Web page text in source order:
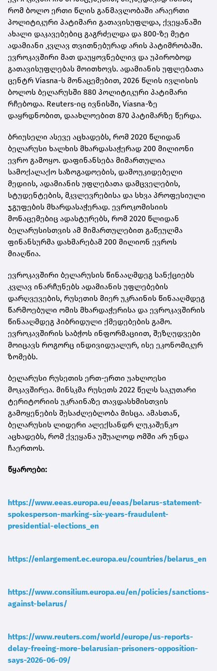
რომ ბოლო ერთი წლის განმავლობაში არაერთი
პოლიტიკური პატიმარი გათავისუფლდა, ქვეყანაში
ახალი დაკავებებიც გაგრძელდა და 800-ზე მეტი
ადამიანი კვლავ თვითნებურად არის პატიმრობაში.
ევროკავშირი მათ დაუყოვნებლივ და უპირობოდ
გათავისუფლებას მოითხოვს. ადამიანის უფლებათა
ცენტრ Viasna-ს მონაცემებით, 2026 წლის ივლისის
ბოლოს ბელარუსში 880 პოლიტიკური პატიმარი
რჩებოდა. Reuters-იც ივნისში, Viasna-ზე
დაყრდნობით, დაახლოებით 870 პატიმარზე წერდა.
ბრიუსელი ასევე აცხადებს, რომ 2020 წლიდან
ბელარუსი ხალხის მხარდასაჭერად 200 მილიონი
ევრო გამოყო. დაფინანსება მიმართულია
სამოქალაქო საზოგადოების, დამოუკიდებელი
მედიის, ადამიანის უფლებათა დამცველების,
სტუდენტების, მკვლევრებისა და სხვა პროფესიული
ჯგუფების მხარდასაჭერად. ევროკომისიის
მონაცემებიც ადასტურებს, რომ 2020 წლიდან
ბელარუსისთვის ამ მიმართულებით გაწეულმა
ფინანსურმა დახმარებამ 200 მილიონ ევროს
მიაღწია.
ევროკავშირი ბელარუსის წინააღმდეგ სანქციებს
კვლავ ინარჩუნებს ადამიანის უფლებების
დარღვევების, რუსეთის მიერ უკრაინის წინააღმდეგ
წარმოებული ომის მხარდაჭერისა და ევროკავშირის
წინააღმდეგ ჰიბრიდული ქმედებების გამო.
ევროკავშირის საბჭოს ინფორმაციით, შეზღუდვები
მოიცავს როგორც ინდივიდუალურ, ისე ეკონომიკურ
ზომებს.
ბელარუსი რუსეთის ერთ-ერთი უახლოესი
მოკავშირეა. მინსკმა რუსეთს 2022 წელს საკუთარი
ტერიტორიის უკრაინაზე თავდასხმისთვის
გამოყენების შესაძლებლობა მისცა. ამასთან,
ბელარუსის ლიდერი ალექსანდრ ლუკაშენკო
აცხადებს, რომ ქვეყანა უშუალოდ ომში არ უნდა
ჩაერთოს.
წყაროები:
https://www.eeas.europa.eu/eeas/belarus-statement-
spokesperson-marking-six-years-fraudulent-
presidential-elections_en
https://enlargement.ec.europa.eu/countries/belarus_en
https://www.consilium.europa.eu/en/policies/sanctions-
against-belarus/
https://www.reuters.com/world/europe/us-reports-
delay-freeing-more-belarusian-prisoners-opposition-
says-2026-06-09/